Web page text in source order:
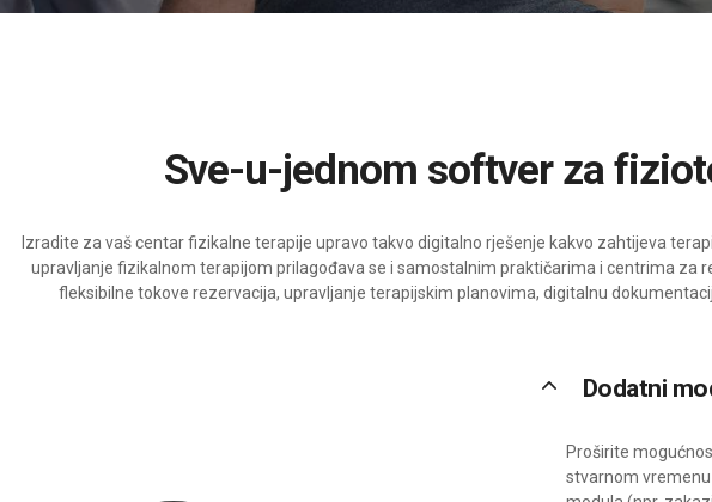
Sve-u-jednom softver za
Izradite za vaš centar fizikalne terapije upravo takvo digitalno rješenje kakvo zahtijeva
upravljanje fizikalnom terapijom prilagođava se i samostalnim praktičarima i centrima za
fleksibilne tokove rezervacija, upravljanje terapijskim planovima, digitalnu
keyboard_arrow_up Dodatni
Proširite
stvarnom